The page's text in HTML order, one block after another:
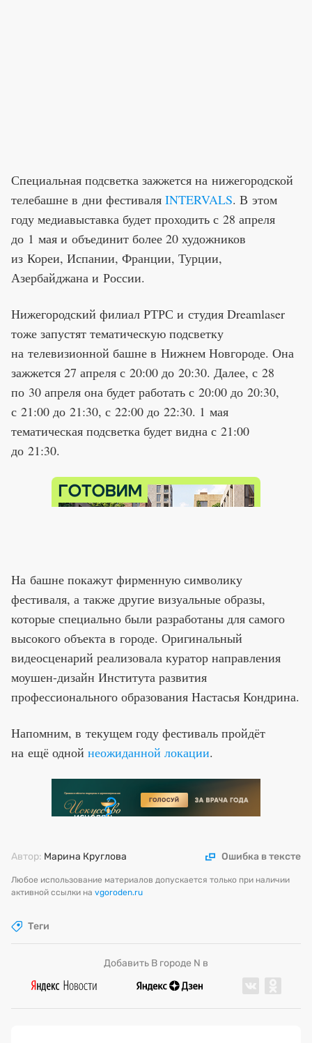
Специальная подсветка зажжется на нижегородской
телебашне в дни фестиваля INTERVALS. В этом
году медиавыставка будет проходить с 28 апреля
до 1 мая и объединит более 20 художников
из Кореи, Испании, Франции, Турции,
Азербайджана и России.
Нижегородский филиал РТРС и студия Dreamlaser
тоже запустят тематическую подсветку
на телевизионной башне в Нижнем Новгороде. Она
зажжется 27 апреля с 20:00 до 20:30. Далее, с 28
по 30 апреля она будет работать с 20:00 до 20:30,
с 21:00 до 21:30, с 22:00 до 22:30. 1 мая
тематическая подсветка будет видна с 21:00
до 21:30.
На башне покажут фирменную символику
фестиваля, а также другие визуальные образы,
которые специально были разработаны для самого
высокого объекта в городе. Оригинальный
видеосценарий реализовала куратор направления
моушен-дизайн Института развития
профессионального образования Настасья Кондрина.
Напомним, в текущем году фестиваль пройдёт
на ещё одной неожиданной локации.
Автор: Марина Круглова Ошибка в тексте
Любое использование материалов допускается только при наличии
активной ссылки на vgoroden.ru
Теги
Добавить В городе N в